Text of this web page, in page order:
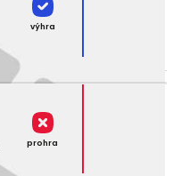
výhra
prohra